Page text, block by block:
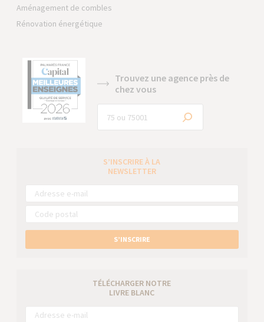
Aménagement de combles
Rénovation énergétique
Trouvez une agence près de
chez vous
S’INSCRIRE À LA
NEWSLETTER
S’INSCRIRE
TÉLÉCHARGER NOTRE
LIVRE BLANC